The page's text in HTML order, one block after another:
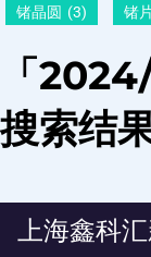
锗晶圆 (3) 锗
「
搜索结
上海鑫科